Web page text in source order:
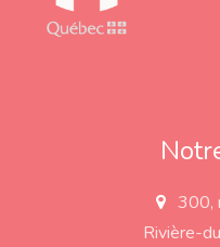
a
d
300,
Rivière-